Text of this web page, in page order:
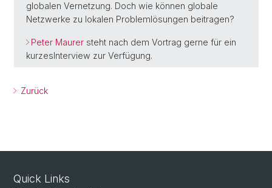
globalen Vernetzung. Doch wie können globale
Netzwerke zu lokalen Problemlösungen beitragen?
Peter Maurer steht nach dem Vortrag gerne für ein
kurzesInterview zur Verfügung.
Zurück
Quick Links